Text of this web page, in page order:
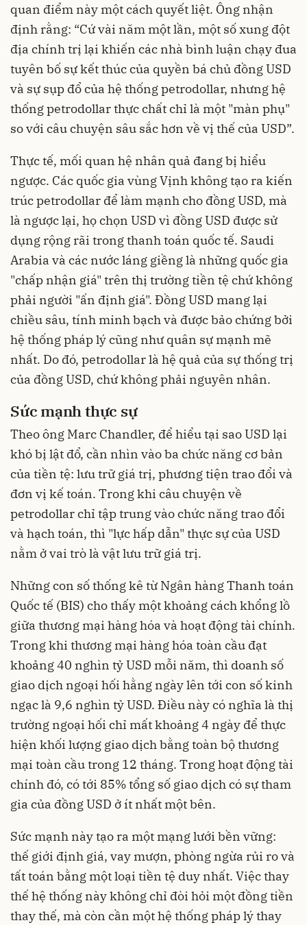
quan điểm này một cách quyết liệt. Ông nhận
định rằng: “Cứ vài năm một lần, một số xung đột
địa chính trị lại khiến các nhà bình luận chạy đua
tuyên bố sự kết thúc của quyền bá chủ đồng USD
và sự sụp đổ của hệ thống petrodollar, nhưng hệ
thống petrodollar thực chất chỉ là một "màn phụ"
so với câu chuyện sâu sắc hơn về vị thế của USD”.
Thực tế, mối quan hệ nhân quả đang bị hiểu
ngược. Các quốc gia vùng Vịnh không tạo ra kiến
trúc petrodollar để làm mạnh cho đồng USD, mà
là ngược lại, họ chọn USD vì đồng USD được sử
dụng rộng rãi trong thanh toán quốc tế. Saudi
Arabia và các nước láng giềng là những quốc gia
"chấp nhận giá" trên thị trường tiền tệ chứ không
phải người "ấn định giá". Đồng USD mang lại
chiều sâu, tính minh bạch và được bảo chứng bởi
hệ thống pháp lý cũng như quân sự mạnh mẽ
nhất. Do đó, petrodollar là hệ quả của sự thống trị
của đồng USD, chứ không phải nguyên nhân.
Sức mạnh thực sự
Theo ông Marc Chandler, để hiểu tại sao USD lại
khó bị lật đổ, cần nhìn vào ba chức năng cơ bản
của tiền tệ: lưu trữ giá trị, phương tiện trao đổi và
đơn vị kế toán. Trong khi câu chuyện về
petrodollar chỉ tập trung vào chức năng trao đổi
và hạch toán, thì "lực hấp dẫn" thực sự của USD
nằm ở vai trò là vật lưu trữ giá trị.
Những con số thống kê từ Ngân hàng Thanh toán
Quốc tế (BIS) cho thấy một khoảng cách khổng lồ
giữa thương mại hàng hóa và hoạt động tài chính.
Trong khi thương mại hàng hóa toàn cầu đạt
khoảng 40 nghìn tỷ USD mỗi năm, thì doanh số
giao dịch ngoại hối hằng ngày lên tới con số kinh
ngạc là 9,6 nghìn tỷ USD. Điều này có nghĩa là thị
trường ngoại hối chỉ mất khoảng 4 ngày để thực
hiện khối lượng giao dịch bằng toàn bộ thương
mại toàn cầu trong 12 tháng. Trong hoạt động tài
chính đó, có tới 85% tổng số giao dịch có sự tham
gia của đồng USD ở ít nhất một bên.
Sức mạnh này tạo ra một mạng lưới bền vững:
thế giới định giá, vay mượn, phòng ngừa rủi ro và
tất toán bằng một loại tiền tệ duy nhất. Việc thay
thế hệ thống này không chỉ đòi hỏi một đồng tiền
thay thế, mà còn cần một hệ thống pháp lý thay